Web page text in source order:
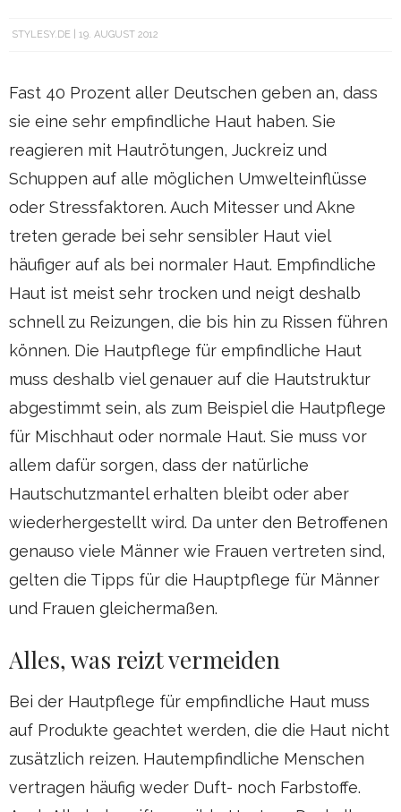
STYLESY.DE 19. AUGUST 2012
Fast 40 Prozent aller Deutschen geben an, dass
sie eine sehr empfindliche Haut haben. Sie
reagieren mit Hautrötungen, Juckreiz und
Schuppen auf alle möglichen Umwelteinflüsse
oder Stressfaktoren. Auch Mitesser und Akne
treten gerade bei sehr sensibler Haut viel
häufiger auf als bei normaler Haut. Empfindliche
Haut ist meist sehr trocken und neigt deshalb
schnell zu Reizungen, die bis hin zu Rissen führen
können. Die Hautpflege für empfindliche Haut
muss deshalb viel genauer auf die Hautstruktur
abgestimmt sein, als zum Beispiel die Hautpflege
für Mischhaut oder normale Haut. Sie muss vor
allem dafür sorgen, dass der natürliche
Hautschutzmantel erhalten bleibt oder aber
wiederhergestellt wird. Da unter den Betroffenen
genauso viele Männer wie Frauen vertreten sind,
gelten die Tipps für die Hauptpflege für Männer
und Frauen gleichermaßen.
Alles, was reizt vermeiden
Bei der Hautpflege für empfindliche Haut muss
auf Produkte geachtet werden, die die Haut nicht
zusätzlich reizen. Hautempfindliche Menschen
vertragen häufig weder Duft- noch Farbstoffe.